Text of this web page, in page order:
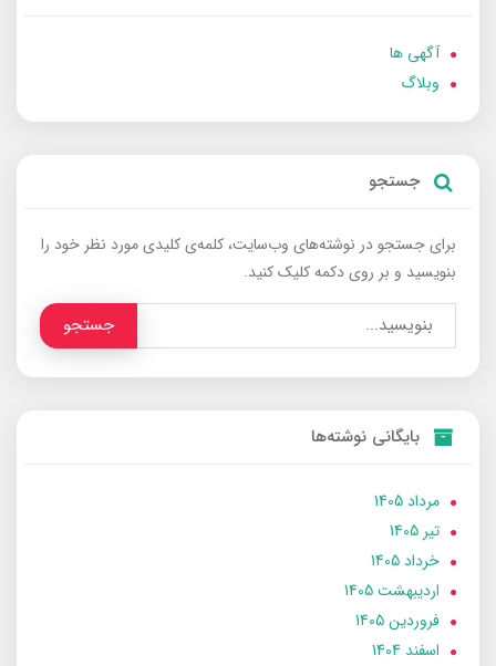
آگهی ها
وبلاگ
جستجو
برای جستجو در نوشته‌های وب‌سایت، کلمه‌ی کلیدی مورد نظر خود را
بنویسید و بر روی دکمه کلیک کنید.
جستجو
بایگانی نوشته‌ها
مرداد 1405
تير 1405
خرداد 1405
ارديبهشت 1405
فروردین 1405
اسفند 1404